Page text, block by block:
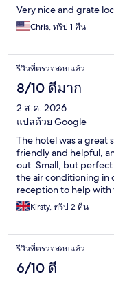
Very nice and grate
Chris, ทริป 1 คืน
รีวิวที่ตรวจสอบแล้ว
8/10 ดีมาก
2 ส.ค. 2026
แปลด้วย Google
The hotel was a great
friendly and helpful,
out. Small, but perfect
the air conditioning in
reception to help with
our stay.Kirsty, ทริป 2 คืน
รีวิวที่ตรวจสอบแล้ว
6/10 ดี